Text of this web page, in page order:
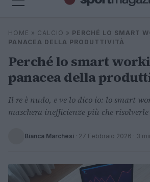
Cerca
HOME » CALCIO » PERCHÉ LO SMART
PANACEA DELLA PRODUTTIVITÀ
Perché lo smart
panacea della
Il re è nudo, e ve lo dico io: lo smart
maschera inefficienze più che risolverle
Bianca Marchesi · 27 Febbraio 2026 · 3